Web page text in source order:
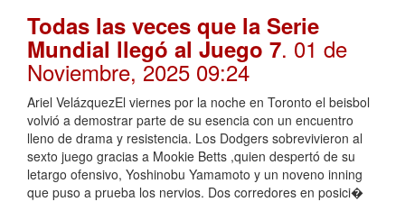
Todas las veces que la Serie
Mundial llegó al Juego 7. 01 de
Noviembre, 2025 09:24
Ariel VelázquezEl viernes por la noche en Toronto el beisbol
volvió a demostrar parte de su esencia con un encuentro
lleno de drama y resistencia. Los Dodgers sobrevivieron al
sexto juego gracias a Mookie Betts ,quien despertó de su
letargo ofensivo, Yoshinobu Yamamoto y un noveno inning
que puso a prueba los nervios. Dos corredores en posici�